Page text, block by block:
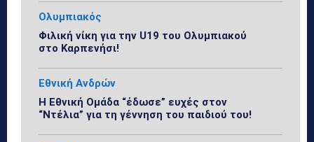
Ολυμπιακός
Φιλική νίκη για την U19 του Ολυμπιακού
στο Καρπενήσι!
Εθνική Ανδρών
Η Εθνική Ομάδα “έδωσε” ευχές στον
“Ντέλια” για τη γέννηση του παιδιού του!